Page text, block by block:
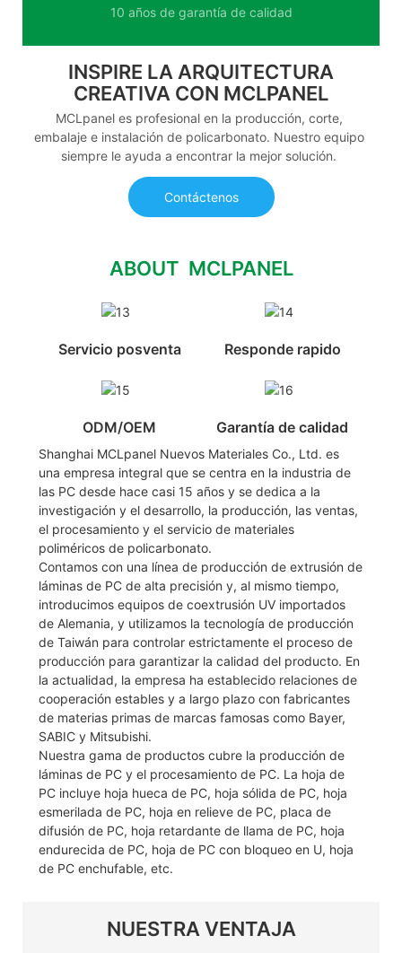
10 años de garantía de calidad
INSPIRE LA ARQUITECTURA
CREATIVA CON MCLPANEL
MCLpanel es profesional en la producción, corte,
embalaje e instalación de policarbonato. Nuestro equipo
siempre le ayuda a encontrar la mejor solución.
Contáctenos
ABOUT MCLPANEL
Servicio posventa Responde rapido
ODM/OEM Garantía de calidad
Shanghai MCLpanel Nuevos Materiales Co., Ltd. es
una empresa integral que se centra en la industria de
las PC desde hace casi 15 años y se dedica a la
investigación y el desarrollo, la producción, las ventas,
el procesamiento y el servicio de materiales
poliméricos de policarbonato.
Contamos con una línea de producción de extrusión de
láminas de PC de alta precisión y, al mismo tiempo,
introducimos equipos de coextrusión UV importados
de Alemania, y utilizamos la tecnología de producción
de Taiwán para controlar estrictamente el proceso de
producción para garantizar la calidad del producto. En
la actualidad, la empresa ha establecido relaciones de
cooperación estables y a largo plazo con fabricantes
de materias primas de marcas famosas como Bayer,
SABIC y Mitsubishi.
Nuestra gama de productos cubre la producción de
láminas de PC y el procesamiento de PC. La hoja de
PC incluye hoja hueca de PC, hoja sólida de PC, hoja
esmerilada de PC, hoja en relieve de PC, placa de
difusión de PC, hoja retardante de llama de PC, hoja
endurecida de PC, hoja de PC con bloqueo en U, hoja
de PC enchufable, etc.
NUESTRA VENTAJA